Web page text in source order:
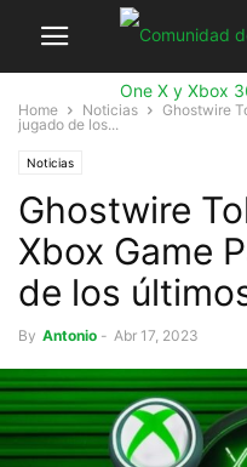
Home Noticias
Ghostwire
jugado de los...
Noticias
Ghostwire
Xbox Game
de los
By Antonio - Abr 17, 2023